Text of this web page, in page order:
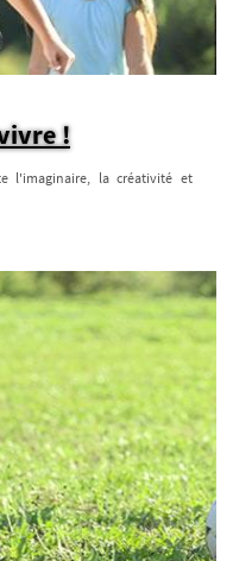
!
l'imaginaire, la créativité et